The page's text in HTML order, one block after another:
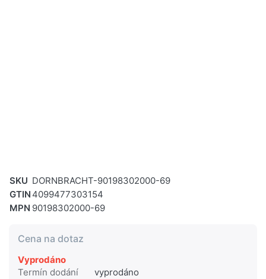
SKU DORNBRACHT-90198302000-69
GTIN 4099477303154
MPN 90198302000-69
Cena na dotaz
Vyprodáno
Termín dodání
vyprodáno